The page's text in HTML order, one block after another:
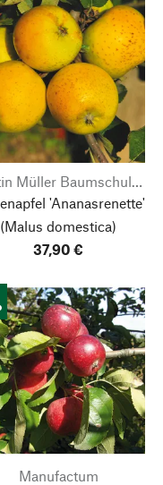
Martin Müller Baumschulen
'Ananasrenette'
(Malus domestica)
37,90 €
Manufactum